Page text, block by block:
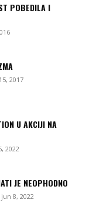
POBEDILA I
2017
U AKCIJI NA
2022
JE NEOPHODNO
jun 8, 2022